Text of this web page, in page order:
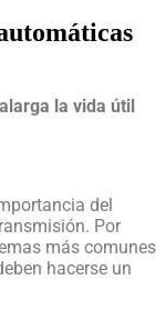
la vida útil
del
Por
más comunes
hacerse un